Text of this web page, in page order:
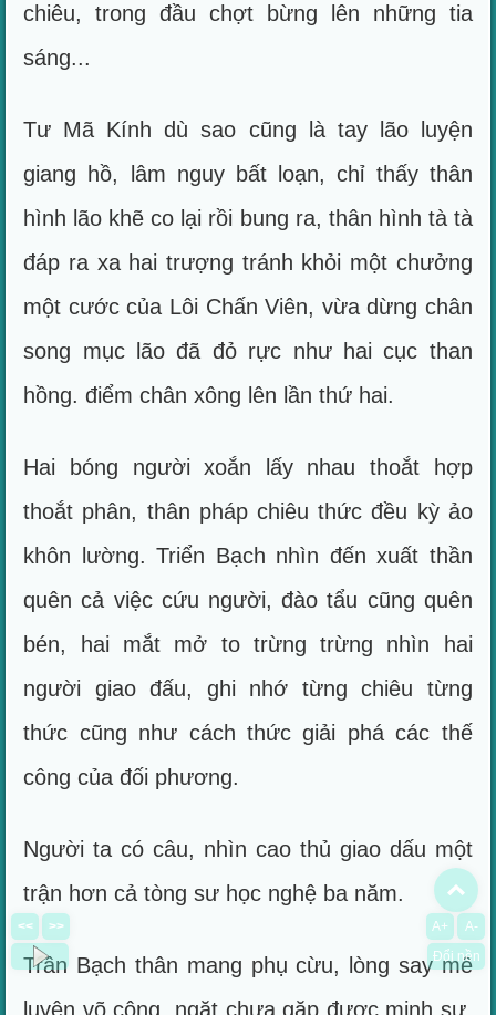
chiêu, trong đầu chợt bừng lên những tia
sáng...
Tư Mã Kính dù sao cũng là tay lão luyện
giang hồ, lâm nguy bất loạn, chỉ thấy thân
hình lão khẽ co lại rồi bung ra, thân hình tà tà
đáp ra xa hai trượng tránh khỏi một chưởng
một cước của Lôi Chấn Viên, vừa dừng chân
song mục lão đã đỏ rực như hai cục than
hồng. điểm chân xông lên lần thứ hai.
Hai bóng người xoắn lấy nhau thoắt hợp
thoắt phân, thân pháp chiêu thức đều kỳ ảo
khôn lường. Triển Bạch nhìn đến xuất thần
quên cả việc cứu người, đào tẩu cũng quên
bén, hai mắt mở to trừng trừng nhìn hai
người giao đấu, ghi nhớ từng chiêu từng
thức cũng như cách thức giải phá các thế
công của đối phương.
Người ta có câu, nhìn cao thủ giao dấu một
trận hơn cả tòng sư học nghệ ba năm.
Trần Bạch thân mang phụ cừu, lòng say mê
luyện võ công, ngặt chưa gặp được minh sư,
>>
<< A+
A-
Đổi nền